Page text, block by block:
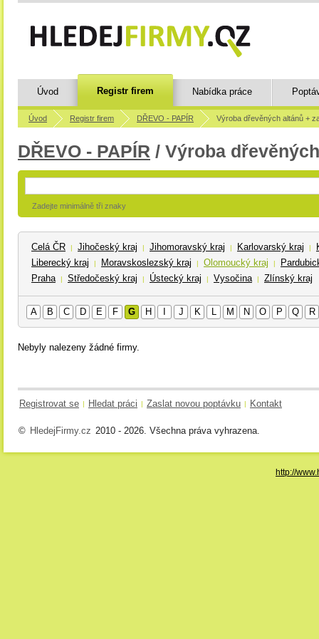
Úvod Registr firem Nabídka práce
Úvod Registr firem DŘEVO - PAPÍR Výroba dřevěných altánů +
DŘEVO - PAPÍR / Výroba
Zadejte minimálně tři znaky
Celá ČR | Jihočeský kraj | Jihomoravský kraj | Karlovarský kraj |
Liberecký kraj
| Moravskoslezský kraj | Olomoucký kraj |
Praha
| Středočeský kraj | Ústecký kraj | Vysočina | Zlínský kraj
A B C D E F G H J K L M N O P Q R
Nebyly nalezeny žádné firmy.
Registrovat se | Hledat práci | Zaslat novou poptávku | Kontakt
© HledejFirmy.cz 2010 - 2026. Všechna práva vyhrazena.
http://